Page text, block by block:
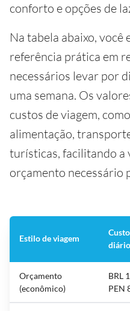
conforto e opções de
Na tabela abaixo, você
referência prática em
necessários levar por
uma semana. Os
custos de viagem,
alimentação,
turísticas, facilitando a
orçamento necessário
Estilo de viagem
diário
Orçamento
(econômico)
BRL
PEN